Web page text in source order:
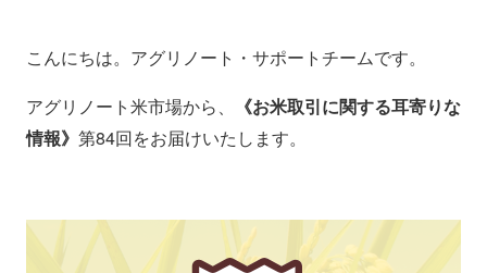
こんにちは。アグリノート・サポートチームです。
アグリノート米市場から、
《お米取引に関する耳寄りな
情報》 第84回をお届けいたします。